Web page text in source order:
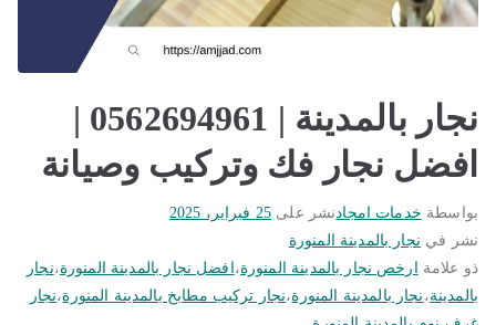
نجار بالمدينة | 0562694961 |
افضل نجار فك وتركيب وصيانة
بواسطة خدمات امجادنشر على 25 فبراير، 2025
نشر في نجار بالمدينة المنورة
ذو علامة
ارخص نجار بالمدينة المنورة، افضل نجار بالمدينة المنورة،نجار
بالمدينة، نجار بالمدينة المنورة،نجار تركيب مطابخ بالمدينة المنورة،نجار